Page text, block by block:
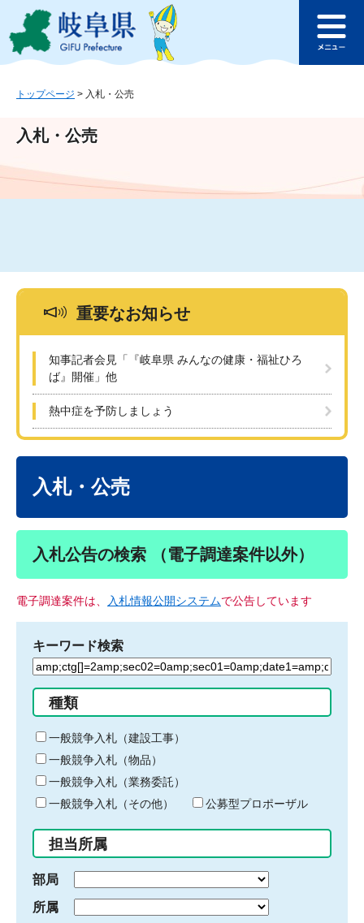
ジ
ュ
文
このページの本文へ
ュ
トップページ > 入札・公売
入札・公売
重要なお知らせ
知事記者会見「『岐阜県 みんなの健康・福祉ひろ
ば』開催」他
熱中症を予防しましょう
入札・公売
入札公告の検索 （電子調達案件以外）
電子調達案件は、 入札情報公開システムで公告しています
キーワード検索
検
る
キ
ー
ワ
ー
ド
入
力
種類
一般競争入札（建設工事）
一般競争入札（物品）
一般競争入札（業務委託）
一般競争入札（その他）
公募型プロポーザル
担当所属
部局
所属